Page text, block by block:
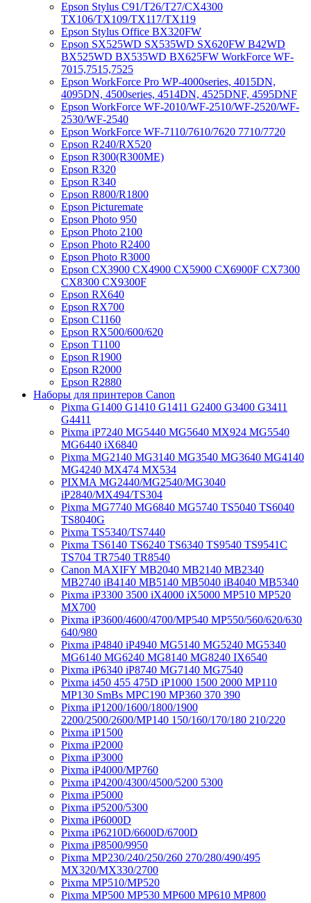
Epson Stylus C91/T26/T27/CX4300
TX106/TX109/TX117/TX119
Epson Stylus Office BX320FW
Epson SX525WD SX535WD SX620FW B42WD
BX525WD BX535WD BX625FW WorkForce WF-
7015,7515,7525
Epson WorkForce Pro WP-4000series, 4015DN,
4095DN, 4500series, 4514DN, 4525DNF, 4595DNF
Epson WorkForce WF-2010/WF-2510/WF-2520/WF-
2530/WF-2540
Epson WorkForce WF-7110/7610/7620 7710/7720
Epson R240/RX520
Epson R300(R300ME)
Epson R320
Epson R340
Epson R800/R1800
Epson Picturemate
Epson Photo 950
Epson Photo 2100
Epson Photo R2400
Epson Photo R3000
Epson CX3900 CX4900 CX5900 CX6900F CX7300
CX8300 CX9300F
Epson RX640
Epson RX700
Epson C1160
Epson RX500/600/620
Epson T1100
Epson R1900
Epson R2000
Epson R2880
Наборы для принтеров Canon
Pixma G1400 G1410 G1411 G2400 G3400 G3411
G4411
Pixma iP7240 MG5440 MG5640 MX924 MG5540
MG6440 iX6840
Pixma MG2140 MG3140 MG3540 MG3640 MG4140
MG4240 MX474 MX534
PIXMA MG2440/MG2540/MG3040
iP2840/MX494/TS304
Pixma MG7740 MG6840 MG5740 TS5040 TS6040
TS8040G
Pixma TS5340/TS7440
Pixma TS6140 TS6240 TS6340 TS9540 TS9541C
TS704 TR7540 TR8540
Canon MAXIFY MB2040 MB2140 MB2340
MB2740 iB4140 MB5140 MB5040 iB4040 MB5340
Pixma iP3300 3500 iX4000 iX5000 MP510 MP520
MX700
Pixma iP3600/4600/4700/MP540 MP550/560/620/630
640/980
Pixma iP4840 iP4940 MG5140 MG5240 MG5340
MG6140 MG6240 MG8140 MG8240 IX6540
Pixma iP6340 iP8740 MG7140 MG7540
Pixma i450 455 475D iP1000 1500 2000 MP110
MP130 SmBs MPC190 MP360 370 390
Pixma iP1200/1600/1800/1900
2200/2500/2600/MP140 150/160/170/180 210/220
Pixma iP1500
Pixma iP2000
Pixma iP3000
Pixma iP4000/MP760
Pixma iP4200/4300/4500/5200 5300
Pixma iP5000
Pixma iP5200/5300
Pixma iP6000D
Pixma iP6210D/6600D/6700D
Pixma iP8500/9950
Pixma MP230/240/250/260 270/280/490/495
MX320/MX330/2700
Pixma MP510/MP520
Pixma MP500 MP530 MP600 MP610 MP800